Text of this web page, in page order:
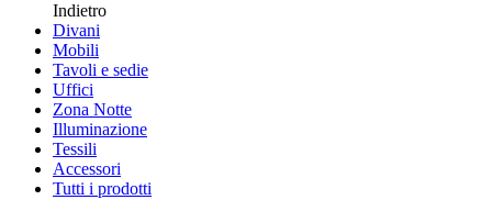
Indietro
Divani
Mobili
Tavoli e sedie
Uffici
Zona Notte
Illuminazione
Tessili
Accessori
Tutti i prodotti